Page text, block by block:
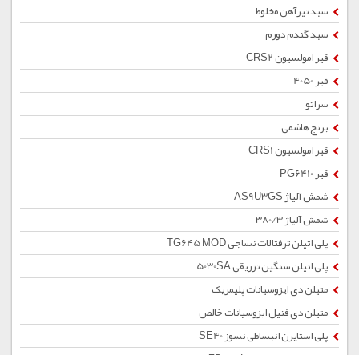
سبد تیرآهن مخلوط
سبد گندم دورم
قیر امولسیون CRS2
قیر 4050
سراتو
برنج هاشمی
قیر امولسیون CRS1
قیر PG6410
شمش آلیاژ AS9U3GS
شمش آلیاژ 380/3
پلی اتیلن ترفتالات نساجی TG645 MOD
پلی اتیلن سنگین تزریقی 5030SA
متیلن دی ایزوسیانات پلیمریک
متیلن دی فنیل ایزوسیانات خالص
پلی استایرن انبساطی نسوز SE40